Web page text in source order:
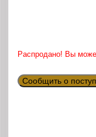
Распродано! Вы
Сообщить о